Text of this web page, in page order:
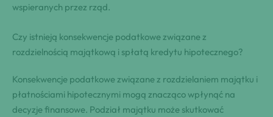
wspieranych przez rząd.
Czy istnieją konsekwencje podatkowe związane z
rozdzielnością majątkową i spłatą kredytu hipotecznego?
Konsekwencje podatkowe związane z rozdzielaniem majątku i
płatnościami hipotecznymi mogą znacząco wpłynąć na
decyzje finansowe. Podział majątku może skutkować